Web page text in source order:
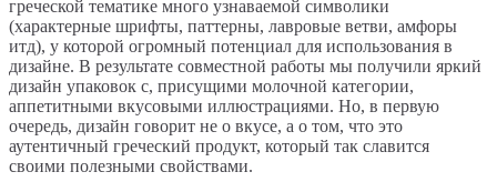
греческой тематике много узнаваемой символики
(характерные шрифты, паттерны, лавровые ветви, амфоры
итд), у которой огромный потенциал для использования в
дизайне. В результате совместной работы мы получили яркий
дизайн упаковок с, присущими молочной категории,
аппетитными вкусовыми иллюстрациями. Но, в первую
очередь, дизайн говорит не о вкусе, а о том, что это
аутентичный греческий продукт, который так славится
своими полезными свойствами.